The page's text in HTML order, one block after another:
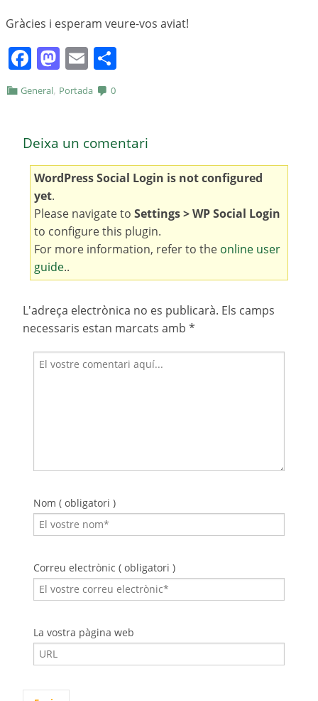
Gràcies i esperam veure-vos aviat!
Facebook
Mastodon
Email
General, Portada 0
Deixa un comentari
WordPress Social Login is not configured
yet.
Please navigate to Settings > WP Social Login
to configure this plugin.
For more information, refer to the online user
guide..
L'adreça electrònica no es publicarà. Els camps
necessaris estan marcats amb *
Nom ( obligatori )
Correu electrònic ( obligatori )
La vostra pàgina web